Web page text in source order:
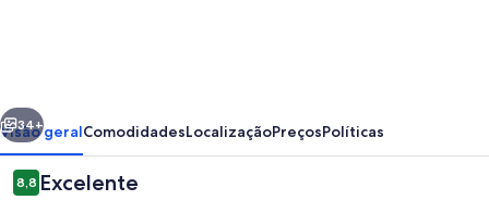
Próximo
34+
Visão geralComodidadesLocalizaçãoPreçosPolíticas
Avaliações
8,88,8 de 10
Excelente